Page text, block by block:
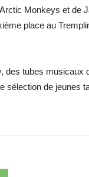
Monkeys et de
place au
des tubes musicaux
sélection de jeunes